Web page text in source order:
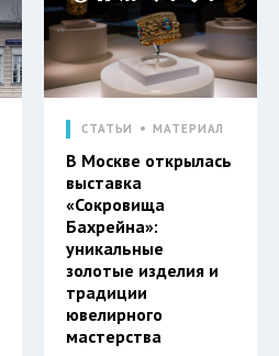
СТАТЬИ МАТЕРИАЛ
В Москве открылась
выставка
«Сокровища
Бахрейна»:
уникальные
золотые изделия и
традиции
ювелирного
мастерства